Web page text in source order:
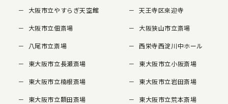
大阪市立やすらぎ天空館 天王寺区來迎寺
大阪市立佃斎場 大阪狭山市立斎場
八尾市立斎場 西栄寺西淀川中ホール
東大阪市立長瀬斎場 東大阪市立小阪斎場
東大阪市立楠根斎場 東大阪市立岩田斎場
東大阪市立額田斎場 東大阪市立荒本斎場